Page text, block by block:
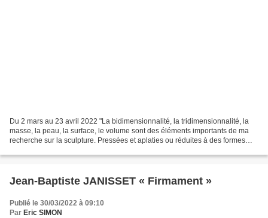
Du 2 mars au 23 avril 2022 "La bidimensionnalité, la tridimensionnalité, la
masse, la peau, la surface, le volume sont des éléments importants de ma
recherche sur la sculpture. Pressées et aplaties ou réduites à des formes
Jean-Baptiste JANISSET « Firmament »
Publié le 30/03/2022 à 09:10
Par Eric SIMON